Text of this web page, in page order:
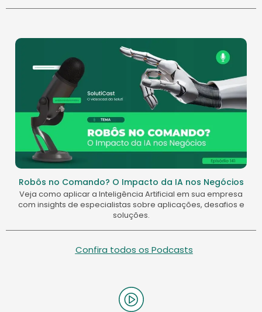
Robôs no Comando? O Impacto da IA nos Negócios
Veja como aplicar a Inteligência Artificial em sua empresa
com insights de especialistas sobre aplicações, desafios e
soluções.
Confira todos os Podcasts